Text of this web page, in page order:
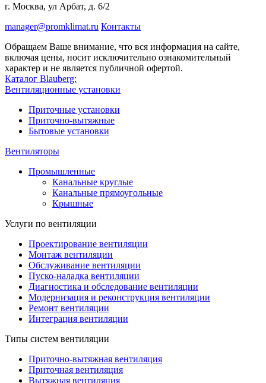
г. Москва, ул Арбат, д. 6/2
manager@promklimat.ru Контакты
Обращаем Ваше внимание, что вся информация на сайте,
включая цены, носит исключительно ознакомительный
характер и не является публичной офертой.
Каталог Blauberg:
Вентиляционные установки
Приточные установки
Приточно-вытяжные
Бытовые установки
Вентиляторы
Промышленные
Канальные круглые
Канальные прямоугольные
Крышные
Услуги по вентиляции
Проектирование вентиляции
Монтаж вентиляции
Обслуживание вентиляции
Пуско-наладка вентиляции
Диагностика и обследование вентиляции
Модернизация и реконструкция вентиляции
Ремонт вентиляции
Интеграция вентиляции
Типы систем вентиляции
Приточно-вытяжная вентиляция
Приточная вентиляция
Вытяжная вентиляция